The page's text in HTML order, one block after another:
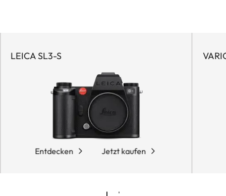
LEICA SL3-S
Entdecken Jetzt kaufen